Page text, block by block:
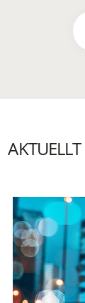
AKTUELLT